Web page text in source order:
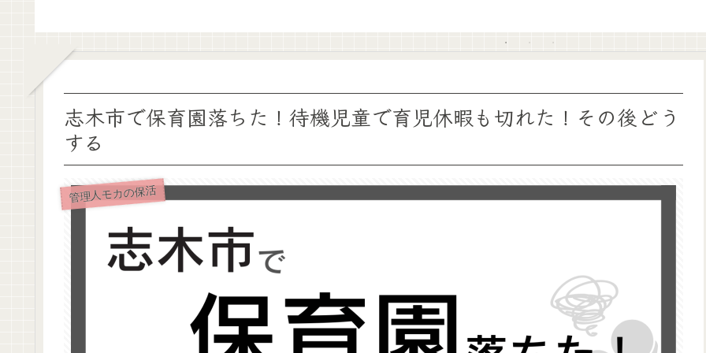
志木市で保育園落ちた！待機児童で育児休暇も切れた！その後どう
する
管理人モカの保活